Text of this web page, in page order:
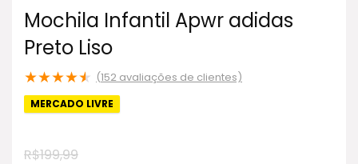
Mochila Infantil Apwr adidas
Preto Liso
★★★★★ (152 avaliações de clientes)
MERCADO LIVRE
R$199,99